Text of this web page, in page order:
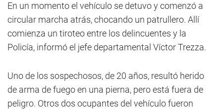
En un momento el vehículo se detuvo y comenzó a
circular marcha atrás, chocando un patrullero. Allí
comienza un tiroteo entre los delincuentes y la
Policía, informó el jefe departamental Víctor Trezza.
Uno de los sospechosos, de 20 años, resultó herido
de arma de fuego en una pierna, pero está fuera de
peligro. Otros dos ocupantes del vehículo fueron